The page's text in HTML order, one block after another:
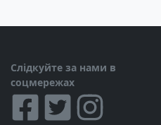
Слідкуйте за нами в
соцмережах